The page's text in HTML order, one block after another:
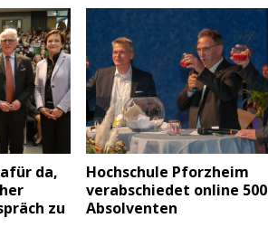
da,
zu
Hochschule Pforzheim
verabschiedet online 500
Absolventen